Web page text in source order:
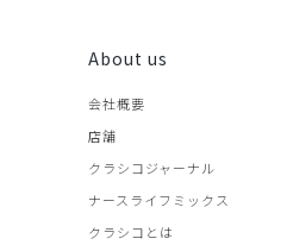
About us
会社概要
店舗
クラシコジャーナル
ナースライフミックス
クラシコとは